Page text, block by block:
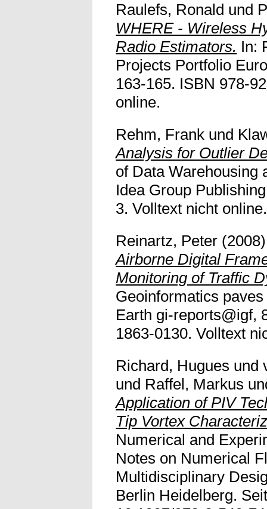
Raulefs, Ronald und
WHERE - Wireless
Radio Estimators. In:
Projects Portfolio
163-165. ISBN 978-
online.
Rehm, Frank und
Analysis for Outlier
of Data Warehousing
Idea Group
3. Volltext nicht online.
Reinartz, Peter
Airborne Digital
Monitoring of Traffic
Geoinformatics
Earth gi-reports@igf,
1863-0130. Volltext
Richard, Hugues und
und Raffel, Markus
Application of PIV
Tip Vortex
Numerical and
Notes on Numerical
Multidisciplinary
Berlin Heidelberg.